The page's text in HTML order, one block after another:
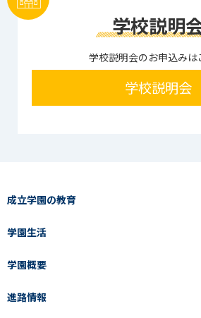
学校説明
学校説明会のお申込みは
学校説明会
成立学園の教育
6年間の一貫教育
中学校
高等学校
成立メソッド
中学校
学園生活
年間行事
施設紹介
学園概要
学園の歩み
進路情報